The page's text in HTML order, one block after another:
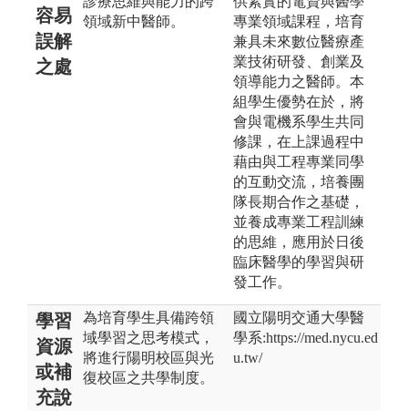
容易
誤解
之處
領域新中醫師。
專業領域課程，培育
兼具未來數位醫療產
業技術研發、創業及
領導能力之醫師。本
組學生優勢在於，將
會與電機系學生共同
修課，在上課過程中
藉由與工程專業同學
的互動交流，培養團
隊長期合作之基礎，
並養成專業工程訓練
的思維，應用於日後
臨床醫學的學習與研
發工作。
學習
資源
或補
充說
為培育學生具備跨領
域學習之思考模式，
將進行陽明校區與光
復校區之共學制度。
國立陽明交通大學醫
學系:https://med.nycu.ed
u.tw/